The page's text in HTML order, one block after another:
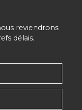
reviendrons
délais.